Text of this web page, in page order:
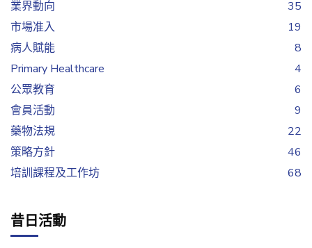
業界動向
35
市場准入
19
病人賦能
8
Primary Healthcare
4
公眾教育
6
會員活動
9
藥物法規
22
策略方針
46
培訓課程及工作坊
68
昔日活動